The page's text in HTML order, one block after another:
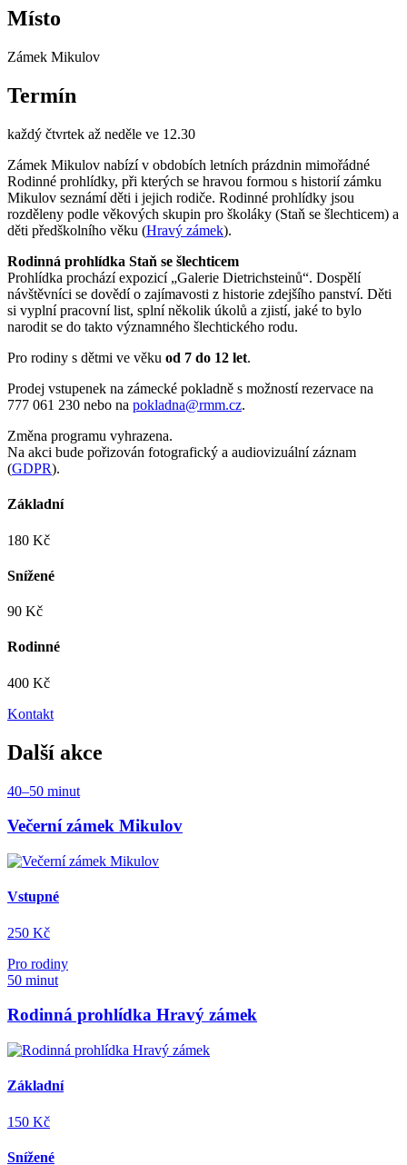
Místo
Zámek Mikulov
Termín
každý čtvrtek až neděle ve 12.30
Zámek Mikulov nabízí v obdobích letních prázdnin mimořádné
Rodinné prohlídky, při kterých se hravou formou s historií zámku
Mikulov seznámí děti i jejich rodiče. Rodinné prohlídky jsou
rozděleny podle věkových skupin pro školáky (Staň se šlechticem) a
děti předškolního věku (Hravý zámek).
Rodinná prohlídka Staň se šlechticem
Prohlídka prochází expozicí „Galerie Dietrichsteinů“. Dospělí
návštěvníci se dovědí o zajímavosti z historie zdejšího panství. Děti
si vyplní pracovní list, splní několik úkolů a zjistí, jaké to bylo
narodit se do takto významného šlechtického rodu.
Pro rodiny s dětmi ve věku od 7 do 12 let.
Prodej vstupenek na zámecké pokladně s možností rezervace na
777 061 230 nebo na pokladna@rmm.cz.
Změna programu vyhrazena.
Na akci bude pořizován fotografický a audiovizuální záznam
(GDPR).
Základní
180 Kč
Snížené
90 Kč
Rodinné
400 Kč
Kontakt
Další akce
40–50 minut
Večerní zámek Mikulov
Vstupné
250 Kč
Pro rodiny
50 minut
Rodinná prohlídka Hravý zámek
Základní
150 Kč
Snížené